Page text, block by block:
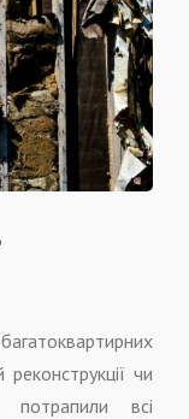
реконструкції чи
всі